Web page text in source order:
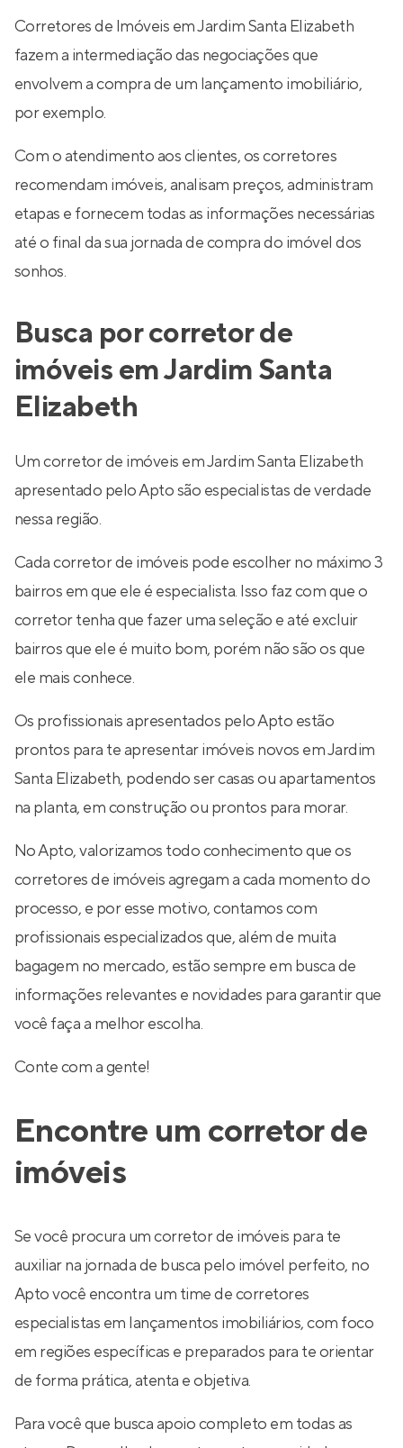
Corretores de Imóveis em Jardim Santa Elizabeth
fazem a intermediação das negociações que
envolvem a compra de um lançamento imobiliário,
por exemplo.
Com o atendimento aos clientes, os corretores
recomendam imóveis, analisam preços, administram
etapas e fornecem todas as informações necessárias
até o final da sua jornada de compra do imóvel dos
sonhos.
Busca por corretor de
imóveis em Jardim Santa
Elizabeth
Um corretor de imóveis em Jardim Santa Elizabeth
apresentado pelo Apto são especialistas de verdade
nessa região.
Cada corretor de imóveis pode escolher no máximo 3
bairros em que ele é especialista. Isso faz com que o
corretor tenha que fazer uma seleção e até excluir
bairros que ele é muito bom, porém não são os que
ele mais conhece.
Os profissionais apresentados pelo Apto estão
prontos para te apresentar imóveis novos em Jardim
Santa Elizabeth, podendo ser casas ou apartamentos
na planta, em construção ou prontos para morar.
No Apto, valorizamos todo conhecimento que os
corretores de imóveis agregam a cada momento do
processo, e por esse motivo, contamos com
profissionais especializados que, além de muita
bagagem no mercado, estão sempre em busca de
informações relevantes e novidades para garantir que
você faça a melhor escolha.
Conte com a gente!
Encontre um corretor de
imóveis
Se você procura um corretor de imóveis para te
auxiliar na jornada de busca pelo imóvel perfeito, no
Apto você encontra um time de corretores
especialistas em lançamentos imobiliários, com foco
em regiões específicas e preparados para te orientar
de forma prática, atenta e objetiva.
Para você que busca apoio completo em todas as